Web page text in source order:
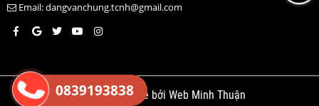
Email: dangvanchung.tcnh@gmail.com
Thiết kế website bởi Web Minh Thuận
0839193838